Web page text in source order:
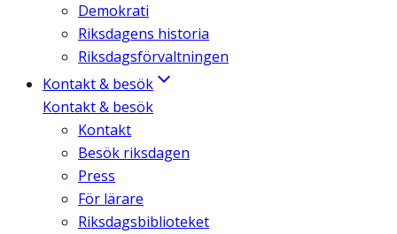
Demokrati
Riksdagens historia
Riksdagsförvaltningen
Kontakt & besök
Kontakt & besök
Kontakt
Besök riksdagen
Press
För lärare
Riksdagsbiblioteket